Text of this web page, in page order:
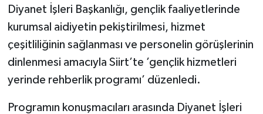
Diyanet İşleri Başkanlığı, gençlik faaliyetlerinde
kurumsal aidiyetin pekiştirilmesi, hizmet
çeşitliliğinin sağlanması ve personelin görüşlerinin
dinlenmesi amacıyla Siirt’te ’gençlik hizmetleri
yerinde rehberlik programı’ düzenledi.
Programın konuşmacıları arasında Diyanet İşleri